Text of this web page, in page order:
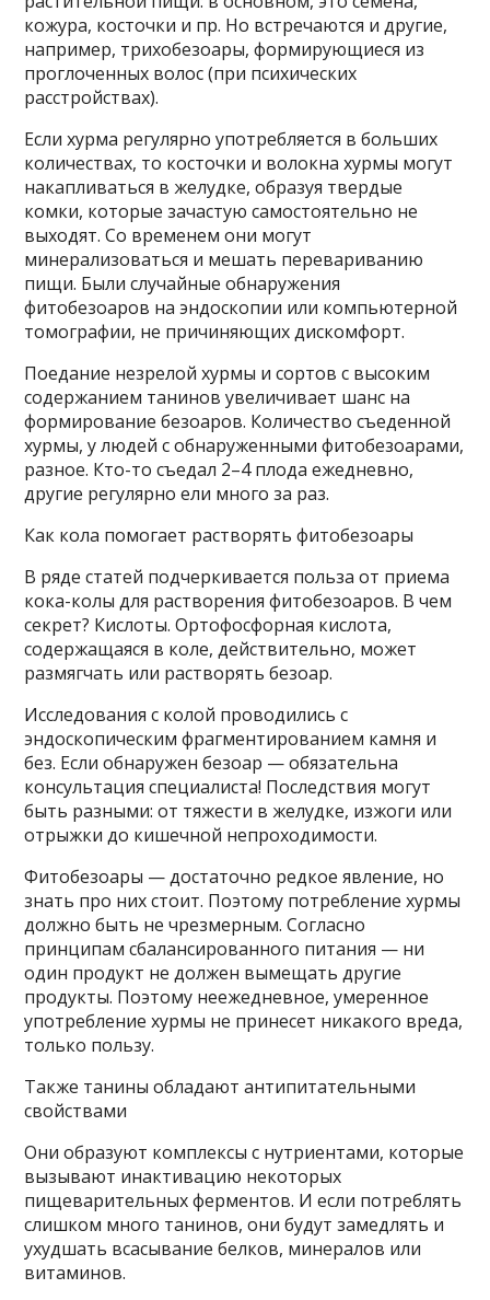
кожура, косточки и пр. Но встречаются и другие,
например, трихобезоары, формирующиеся из
проглоченных волос (при психических
расстройствах).
Если хурма регулярно употребляется в больших
количествах, то косточки и волокна хурмы могут
накапливаться в желудке, образуя твердые
комки, которые зачастую самостоятельно не
выходят. Со временем они могут
минерализоваться и мешать перевариванию
пищи. Были случайные обнаружения
фитобезоаров на эндоскопии или компьютерной
томографии, не причиняющих дискомфорт.
Поедание незрелой хурмы и сортов с высоким
содержанием танинов увеличивает шанс на
формирование безоаров. Количество съеденной
хурмы, у людей с обнаруженными фитобезоарами,
разное. Кто-то съедал 2–4 плода ежедневно,
другие регулярно ели много за раз.
Как кола помогает растворять фитобезоары
В ряде статей подчеркивается польза от приема
кока-колы для растворения фитобезоаров. В чем
секрет? Кислоты. Ортофосфорная кислота,
содержащаяся в коле, действительно, может
размягчать или растворять безоар.
Исследования с колой проводились с
эндоскопическим фрагментированием камня и
без. Если обнаружен безоар — обязательна
консультация специалиста! Последствия могут
быть разными: от тяжести в желудке, изжоги или
отрыжки до кишечной непроходимости.
Фитобезоары — достаточно редкое явление, но
знать про них стоит. Поэтому потребление хурмы
должно быть не чрезмерным. Согласно
принципам сбалансированного питания — ни
один продукт не должен вымещать другие
продукты. Поэтому неежедневное, умеренное
употребление хурмы не принесет никакого вреда,
только пользу.
Также танины обладают антипитательными
свойствами
Они образуют комплексы с нутриентами, которые
вызывают инактивацию некоторых
пищеварительных ферментов. И если потреблять
слишком много танинов, они будут замедлять и
ухудшать всасывание белков, минералов или
витаминов.